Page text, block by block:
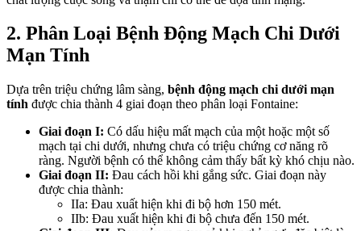
2. Phân Loại Bệnh Động Mạch Chi Dưới
Mạn Tính
Dựa trên triệu chứng lâm sàng, bệnh động mạch chi dưới mạn
tính được chia thành 4 giai đoạn theo phân loại Fontaine:
Giai đoạn I: Có dấu hiệu mất mạch của một hoặc một số
mạch tại chi dưới, nhưng chưa có triệu chứng cơ năng rõ
ràng. Người bệnh có thể không cảm thấy bất kỳ khó chịu nào.
Giai đoạn II: Đau cách hồi khi gắng sức. Giai đoạn này
được chia thành:
IIa: Đau xuất hiện khi đi bộ hơn 150 mét.
IIb: Đau xuất hiện khi đi bộ chưa đến 150 mét.